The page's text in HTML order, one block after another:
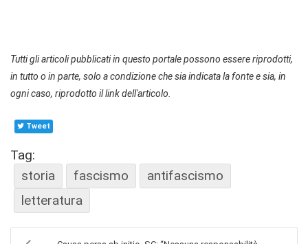
Tutti gli articoli pubblicati in questo portale possono essere riprodotti,
in tutto o in parte, solo a condizione che sia indicata la fonte e sia, in
ogni caso, riprodotto il link dell'articolo.
Tweet
Tag:
storia
fascismo
antifascismo
letteratura